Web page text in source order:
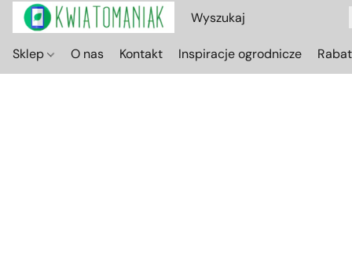
Sklep O nas Kontakt Inspiracje ogrodnicze